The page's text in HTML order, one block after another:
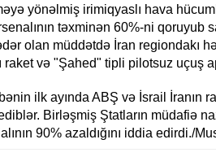
yönəlmiş irimiqyaslı hava
təxminən 60%-ni
olan müddətdə İran regiondakı
raket və "Şahed" tipli pilotsuz uçuş
ilk ayında ABŞ və İsrail İranın
Birləşmiş Ştatların müdafiə
90% azaldığını iddia edirdi./